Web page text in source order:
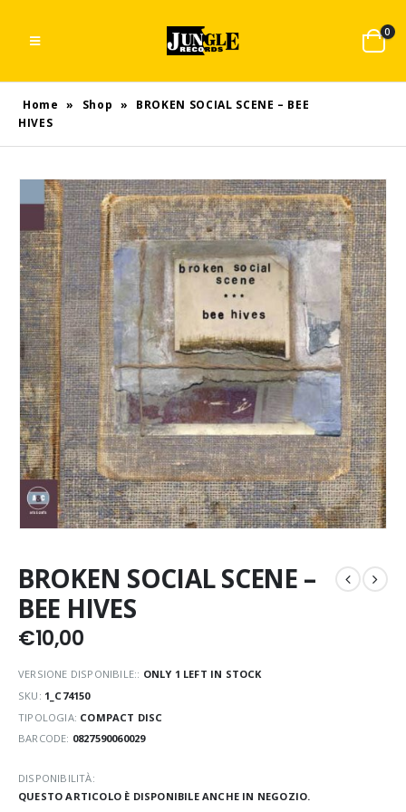
0
Home » Shop »
BROKEN SOCIAL SCENE – BEE
HIVES
BROKEN SOCIAL SCENE –
BEE HIVES
€10,00
VERSIONE DISPONIBILE:: ONLY 1 LEFT IN STOCK
SKU: 1_C74150
TIPOLOGIA: COMPACT DISC
BARCODE: 0827590060029
DISPONIBILITÀ:
QUESTO ARTICOLO È DISPONIBILE ANCHE IN NEGOZIO.